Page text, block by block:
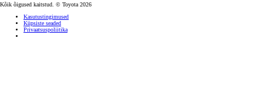
Kõik õigused kaitstud. © Toyota 2026
Kasutustingimused
Küpsiste seaded
Privaatsuspoliitika